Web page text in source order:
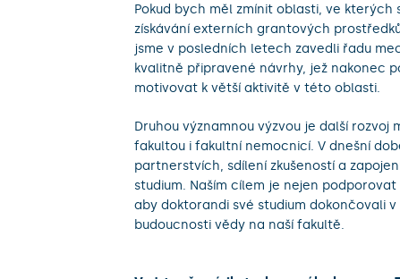
Pokud bych měl zmínit oblasti, ve
získávání externích grantových
jsme v posledních letech zavedli řadu
kvalitně připravené návrhy, jež nakonec
motivovat k větší aktivitě v této oblasti.
Druhou významnou výzvou je další
fakultou i fakultní nemocnicí. V dnešní
partnerstvích, sdílení zkušeností a
studium. Naším cílem je nejen
aby doktorandi své studium dokončovali
budoucnosti vědy na naší fakultě.